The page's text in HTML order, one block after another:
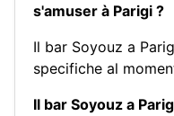
s'amuser à Parigi ?
Il bar Soyouz a
specifiche al
Il bar Soyouz a